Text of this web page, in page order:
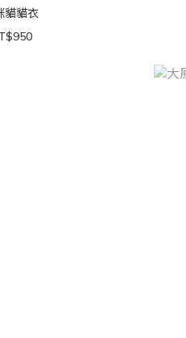
貓貓衣